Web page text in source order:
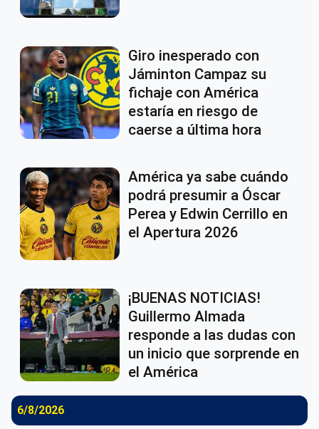
Giro inesperado con
Jáminton Campaz su
fichaje con América
estaría en riesgo de
caerse a última hora
América ya sabe cuándo
podrá presumir a Óscar
Perea y Edwin Cerrillo en
el Apertura 2026
¡BUENAS NOTICIAS!
Guillermo Almada
responde a las dudas con
un inicio que sorprende en
el América
6/8/2026